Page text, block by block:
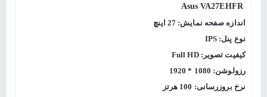
اندازه صفحه نمایش: 27 اینچ
نوع پنل: IPS
کیفیت تصویر: Full HD
رزولوشن: 1080 * 1920
نرخ بروزرسانی: 100 هرتز